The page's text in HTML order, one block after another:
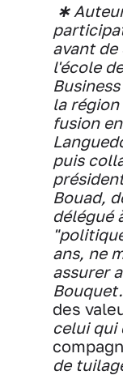
∗
avant
l'école
la
fusion
puis
Bouad,
délégué
ans, ne
assurer
des
celui qui
de